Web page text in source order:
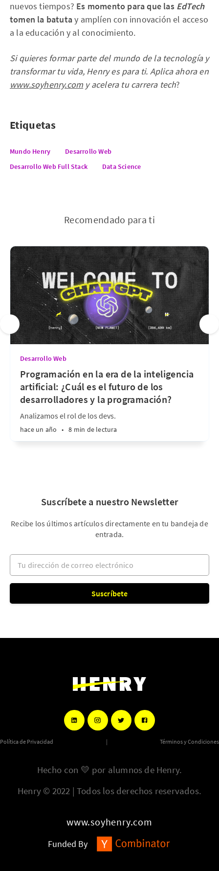
nuevos tiempos? Es momento para que las EdTech
tomen la batuta y amplíen con innovación el acceso
a la educación y al conocimiento.
Si quieres formar parte del mundo de la tecnología y
transformar tu vida, Henry es para ti. Aplica ahora en
www.soyhenry.com y acelera tu carrera tech?
Etiquetas
Mundo Henry
Desarrollo Web
Desarrollo Web Full Stack
Data Science
Recomendado para ti
Desarrollo Web
Programación en la era de la inteligencia
artificial: ¿Cuál es el futuro de los
desarrolladores y la programación?
Analizamos el rol de los devs.
hace un año • 8 min de lectura
Suscríbete a nuestro Newsletter
Recibe los últimos artículos directamente en tu bandeja de
entrada.
Tu dirección de correo electrónico
Suscríbete
Política de Privacidad | Términos y Condiciones
Hecho con 💛 por alumnos de Henry.
Henry © 2022 | Todos los derechos reservados.
www.soyhenry.com
Funded By